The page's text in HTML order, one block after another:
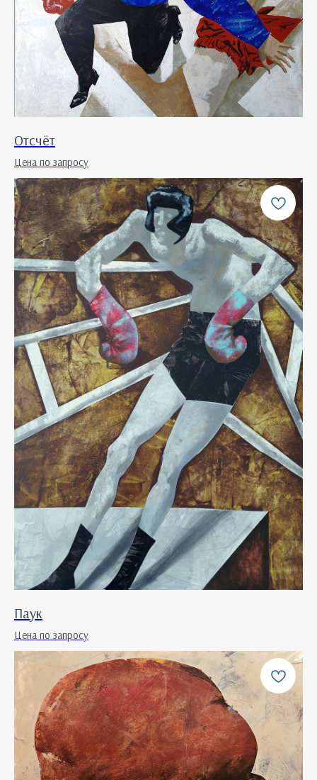
Отсчёт
Цена по запросу
Паук
Цена по запросу